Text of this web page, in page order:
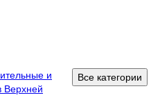
Все категории